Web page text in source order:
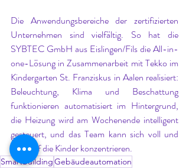
Die Anwendungsbereiche der zertifizierten
Unternehmen sind vielfältig. So hat die
SYBTEC GmbH aus Eislingen/Fils die All-in-
one-Lösung in Zusammenarbeit mit Tekko im
Kindergarten St. Franziskus in Aalen realisiert:
Beleuchtung, Klima und Beschattung
funktionieren automatisiert im Hintergrund,
die Heizung wird am Wochenende intelligent
gesteuert, und das Team kann sich voll und
ganz auf die Kinder konzentrieren.
SmartBuildingGebäudeautomation